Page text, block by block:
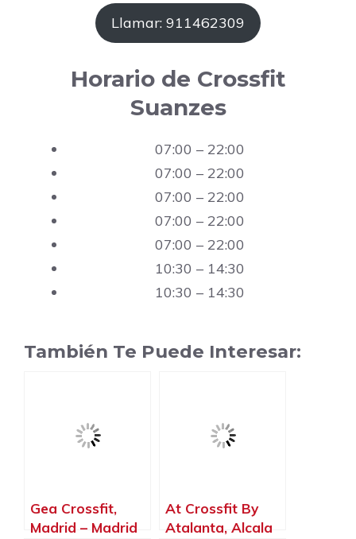
Llamar: 911462309
Horario de Crossfit
Suanzes
07:00 – 22:00
07:00 – 22:00
07:00 – 22:00
07:00 – 22:00
07:00 – 22:00
10:30 – 14:30
10:30 – 14:30
También Te Puede Interesar:
Gea Crossfit,
Madrid – Madrid
At Crossfit By
Atalanta, Alcala